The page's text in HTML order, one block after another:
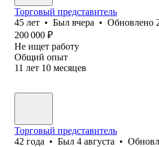
Торговый представитель
45 лет • Был вчера • Обновлено
200 000 ₽
Не ищет работу
Общий опыт
11 лет 10 месяцев
Торговый представитель
42 года • Был 4 августа •